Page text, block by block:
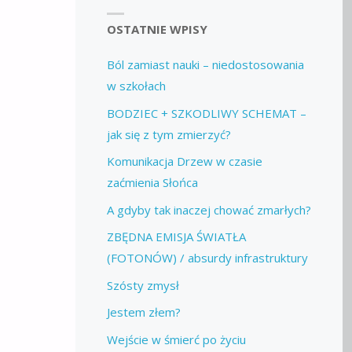
OSTATNIE WPISY
Ból zamiast nauki – niedostosowania
w szkołach
BODZIEC + SZKODLIWY SCHEMAT –
jak się z tym zmierzyć?
Komunikacja Drzew w czasie
zaćmienia Słońca
A gdyby tak inaczej chować zmarłych?
ZBĘDNA EMISJA ŚWIATŁA
(FOTONÓW) / absurdy infrastruktury
Szósty zmysł
Jestem złem?
Wejście w śmierć po życiu